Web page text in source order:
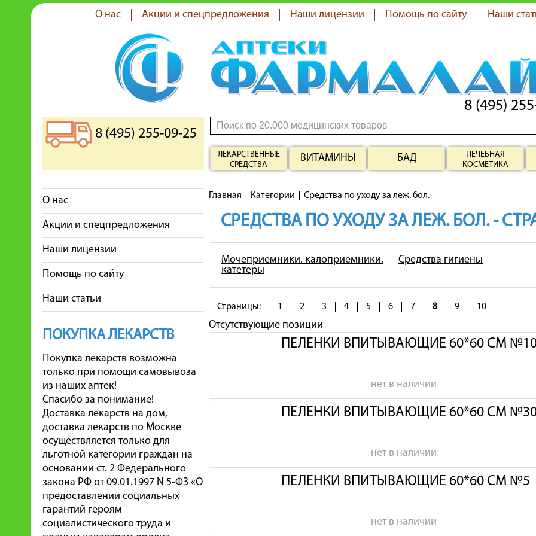
О нас Акции и спецпредложения Наши лицензии Помощь по сайту Наши
8 (495)
8 (495) 255-09-25
ЛЕКАРСТВЕННЫЕ
СРЕДСТВА
ВИТАМИНЫ БАД
ЛЕЧЕБНАЯ
КОСМЕТИКА
О нас
Акции и спецпредложения
Наши лицензии
Помощь по сайту
Наши статьи
ПОКУПКА ЛЕКАРСТВ
Покупка лекарств возможна
только при помощи самовывоза
из наших аптек!
Спасибо за понимание!
Доставка лекарств на дом,
доставка лекарств по Москве
осуществляется только для
льготной категории граждан на
основании ст. 2 Федерального
закона РФ от 09.01.1997 N 5-ФЗ «О
предоставлении социальных
гарантий героям
социалистического труда и
Главная Категории Средства по уходу за леж. бол.
СРЕДСТВА ПО УХОДУ ЗА ЛЕЖ. БОЛ. -
Мочеприемники. калоприемники.
катетеры
Средства гигиены
Страницы: 1 2 3 4 5 6 7 8 9 10
Отсутствующие позиции
ПЕЛЕНКИ ВПИТЫВАЮЩИЕ 60*60 СМ
нет в наличии
ПЕЛЕНКИ ВПИТЫВАЮЩИЕ 60*60 СМ
нет в наличии
ПЕЛЕНКИ ВПИТЫВАЮЩИЕ 60*60 СМ №5
нет в наличии